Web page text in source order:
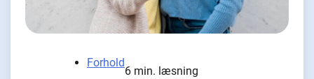
Forhold
6 min. læsning